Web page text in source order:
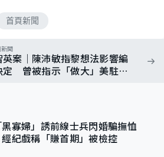
首頁新聞
聞
英案｜陳沛敏指黎想法影響編
定 曾被指示「做大」美駐港
黑寡婦」誘前線士兵閃婚騙撫恤
紀戲稱「賺首期」被檢控